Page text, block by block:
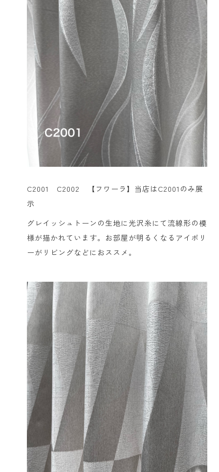
C2001 C2002 【フワーラ】当店はC2001のみ展
示
グレイッシュトーンの生地に光沢糸にて流線形の模
様が描かれています。お部屋が明るくなるアイボリ
ーがリビングなどにおススメ。